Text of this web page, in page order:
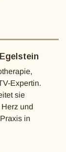
Expertin.
sie
und
in